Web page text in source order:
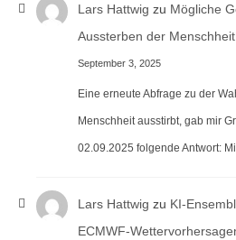
Lars Hattwig zu Mögliche
Aussterben der
September 3, 2025
Eine erneute Abfrage zu der
Menschheit ausstirbt, gab mir
02.09.2025 folgende Antwort:
Lars Hattwig zu KI-
ECMWF-